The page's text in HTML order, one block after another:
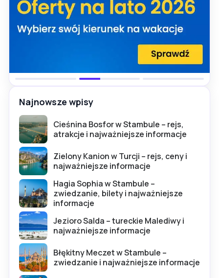
Najnowsze wpisy
Cieśnina Bosfor w Stambule – rejs,
atrakcje i najważniejsze informacje
Zielony Kanion w Turcji – rejs, ceny i
najważniejsze informacje
Hagia Sophia w Stambule –
zwiedzanie, bilety i najważniejsze
informacje
Jezioro Salda – tureckie Malediwy i
najważniejsze informacje
Błękitny Meczet w Stambule –
zwiedzanie i najważniejsze informacje